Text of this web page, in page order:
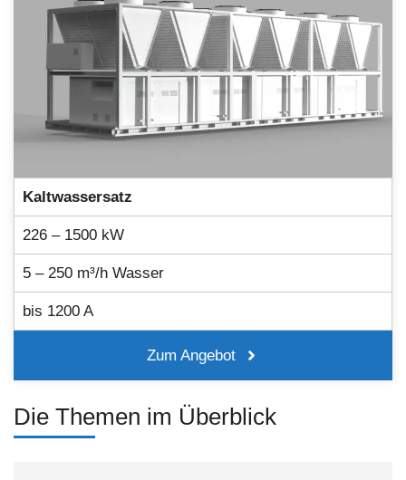
Kaltwassersatz
226 – 1500 kW
5 – 250 m³/h Wasser
bis 1200 A
Zum Angebot
Die Themen im Überblick